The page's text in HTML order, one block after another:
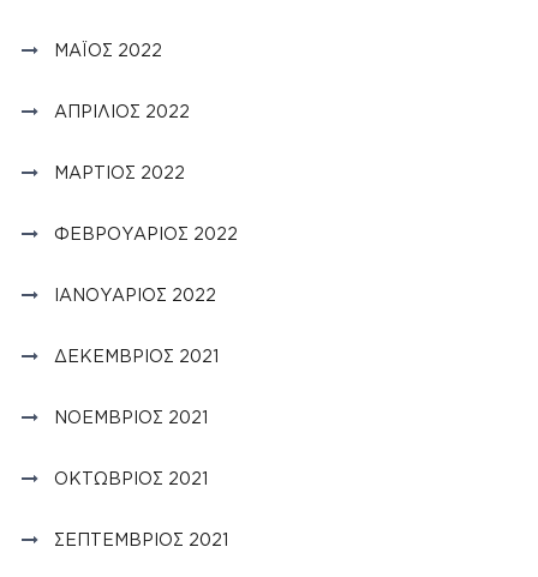
ΜΆΙΟΣ 2022
ΑΠΡΊΛΙΟΣ 2022
ΜΆΡΤΙΟΣ 2022
ΦΕΒΡΟΥΆΡΙΟΣ 2022
ΙΑΝΟΥΆΡΙΟΣ 2022
ΔΕΚΈΜΒΡΙΟΣ 2021
ΝΟΈΜΒΡΙΟΣ 2021
ΟΚΤΏΒΡΙΟΣ 2021
ΣΕΠΤΈΜΒΡΙΟΣ 2021